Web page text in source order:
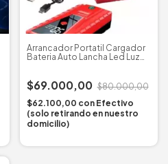
Arrancador Portatil Cargador
Bateria Auto Lancha Led Luz
$69.000,00 $80.000,00
$62.100,00 con Efectivo
(solo retirando en nuestro
domicilio)